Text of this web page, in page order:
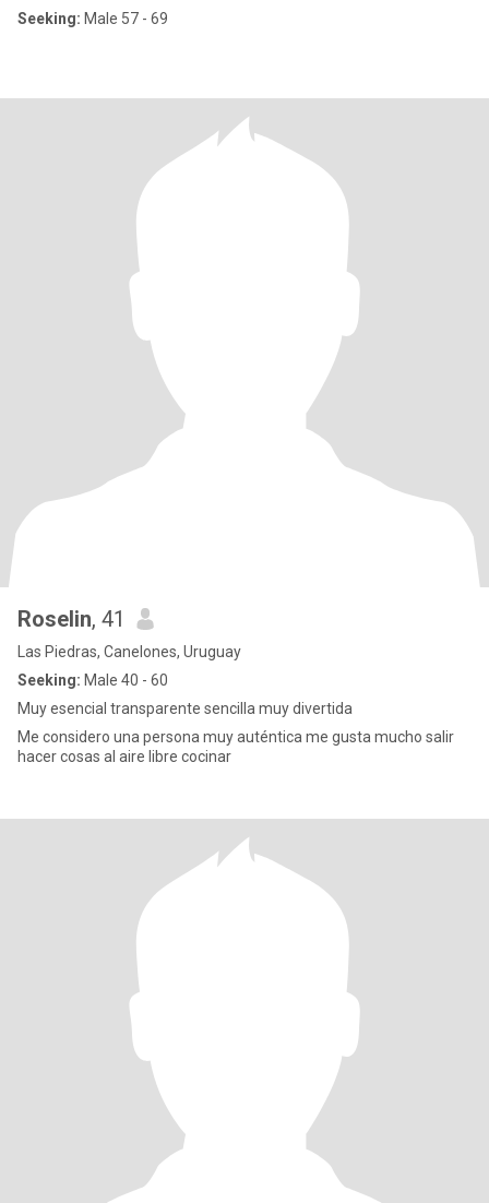
Seeking: Male 57 - 69
Roselin, 41
Las Piedras, Canelones, Uruguay
Seeking: Male 40 - 60
Muy esencial transparente sencilla muy divertida
Me considero una persona muy auténtica me gusta mucho salir
hacer cosas al aire libre cocinar